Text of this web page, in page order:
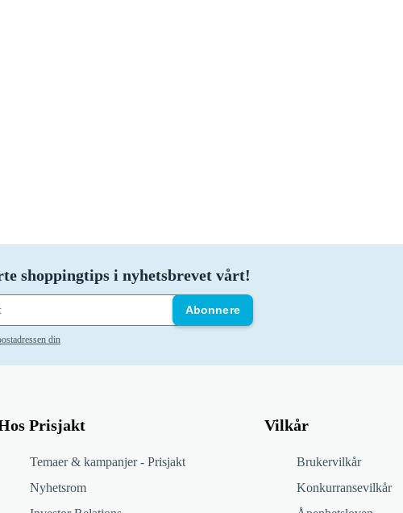
shoppingtips i nyhetsbrevet vårt!
Abonnere
din
Prisjakt
Temaer & kampanjer - Prisjakt
Nyhetsrom
Vilkår
Brukervilkår
Konkurransevilkår